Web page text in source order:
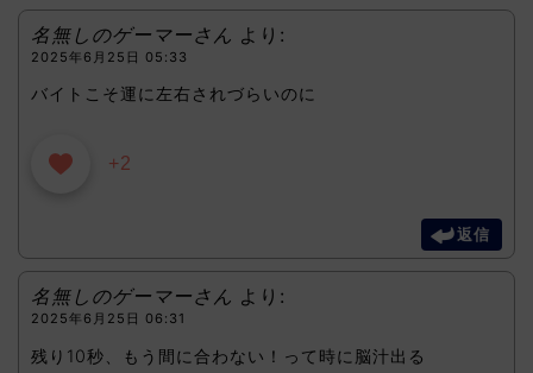
名無しのゲーマーさん より:
2025年6月25日 05:33
バイトこそ運に左右されづらいのに
+2
返信
名無しのゲーマーさん より:
2025年6月25日 06:31
残り10秒、もう間に合わない！って時に脳汁出る